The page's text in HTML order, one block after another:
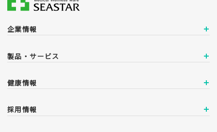
企業情報
製品・サービス
健康情報
採用情報